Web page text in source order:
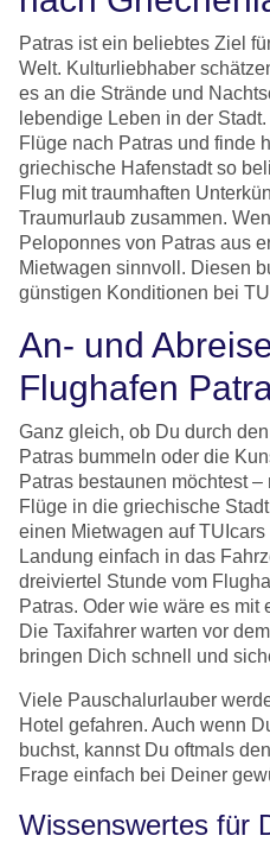
Patras ist ein beliebtes Ziel
Welt. Kulturliebhaber
es an die Strände und
lebendige Leben in der
Flüge nach Patras und finde
griechische Hafenstadt so
Flug mit traumhaften
Traumurlaub zusammen.
Peloponnes von Patras aus
Mietwagen sinnvoll. Diesen
günstigen Konditionen bei
An- und
Flughafen
Ganz gleich, ob Du durch
Patras bummeln oder die
Patras bestaunen möchtest
Flüge in die griechische
einen Mietwagen auf
Landung einfach in das
dreiviertel Stunde vom
Patras. Oder wie wäre es mit
Die Taxifahrer warten vor
bringen Dich schnell und
Viele Pauschalurlauber
Hotel gefahren. Auch wenn
buchst, kannst Du oftmals
Frage einfach bei Deiner
Wissenswertes für